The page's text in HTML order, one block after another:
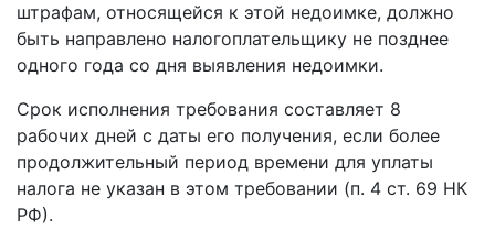
штрафам, относящейся к этой недоимке, должно
быть направлено налогоплательщику не позднее
одного года со дня выявления недоимки.
Срок исполнения требования составляет 8
рабочих дней с даты его получения, если более
продолжительный период времени для уплаты
налога не указан в этом требовании (п. 4 ст. 69 НК
РФ).